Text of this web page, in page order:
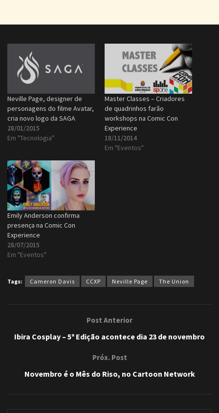
Neville Page, designer de
personagens do filme Avatar,
cria novo logo da SAGA
28/01/2015
Em "Tecnologia"
Master Classes – Criadores
de quadrinhos farão
workshops na Comic Con
Experience
18/11/2014
Em "Eventos"
Emily Anderson confirma
presença na Comic Con
Experience
28/07/2015
Em "Eventos"
Tags: Cameron Davis CCXP Neville Page The Union
Post Anterior
Ibira Cosplay – 5ª Edição acontece dia 23 de novembro
Próx. Post
Novembro é o Mês do Riso, no Cartoon Network